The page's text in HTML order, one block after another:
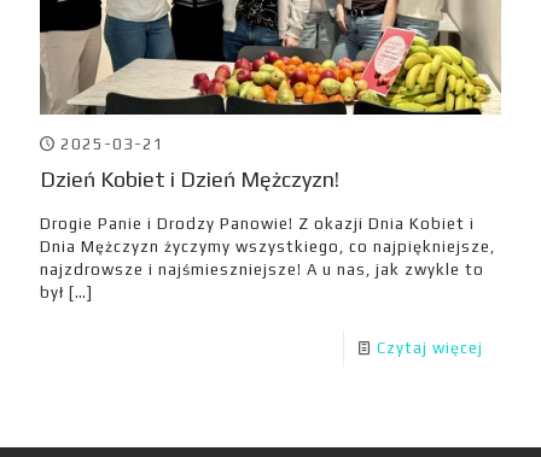
2025-03-21
Dzień Kobiet i Dzień Mężczyzn!
Drogie Panie i Drodzy Panowie! Z okazji Dnia Kobiet i
Dnia Mężczyzn życzymy wszystkiego, co najpiękniejsze,
najzdrowsze i najśmieszniejsze! A u nas, jak zwykle to
był […]
Czytaj więcej